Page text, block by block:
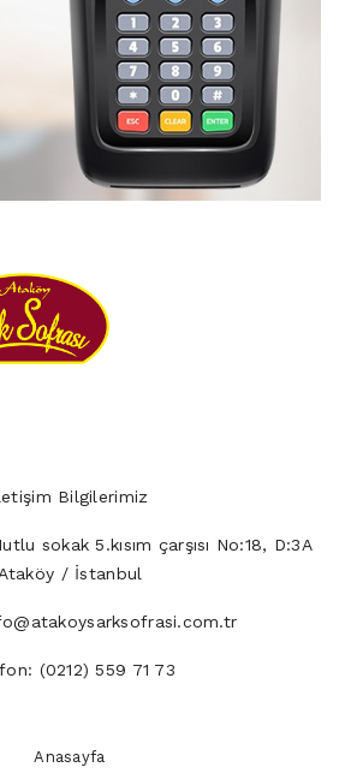
Bilgilerimiz
sokak 5.kısım çarşısı No:18, D:3A
/ İstanbul
(0212) 559 71 73
Anasayfa